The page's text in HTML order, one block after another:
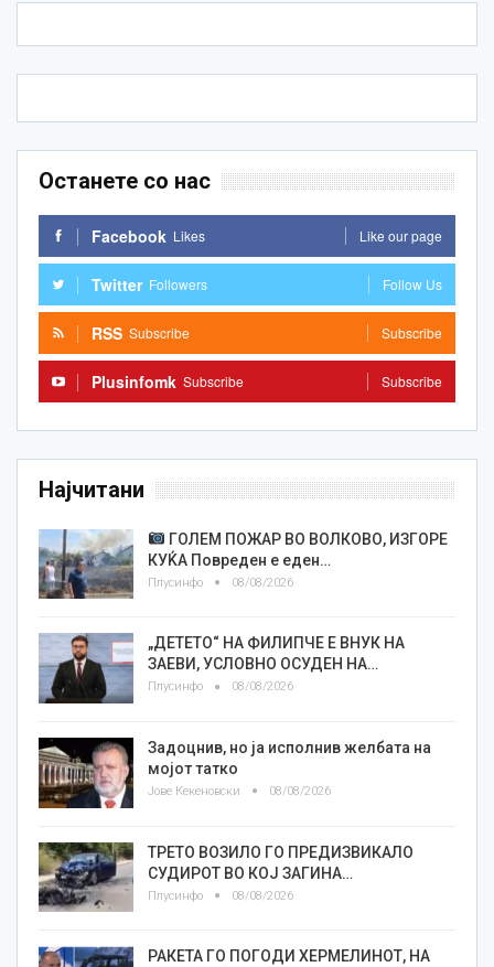
Останете со нас
Facebook Likes Like our page
Twitter Followers Follow Us
RSS Subscribe Subscribe
Plusinfomk Subscribe Subscribe
Најчитани
ГОЛЕМ ПОЖАР ВО ВОЛКОВО, ИЗГОРЕ
КУЌА Повреден е еден…
Плусинфо 08/08/2026
„ДЕТЕТО“ НА ФИЛИПЧЕ Е ВНУК НА
ЗАЕВИ, УСЛОВНО ОСУДЕН НА…
Плусинфо 08/08/2026
Задоцнив, но ја исполнив желбата на
мојот татко
Јове Кекеновски 08/08/2026
ТРЕТО ВОЗИЛО ГО ПРЕДИЗВИКАЛО
СУДИРОТ ВО КОЈ ЗАГИНА…
Плусинфо 08/08/2026
РАКЕТА ГО ПОГОДИ ХЕРМЕЛИНОТ, НА